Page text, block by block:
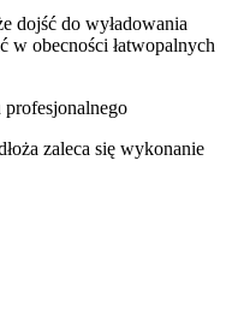
dojść do wyładowania
w obecności łatwopalnych
zaleca się wykonanie